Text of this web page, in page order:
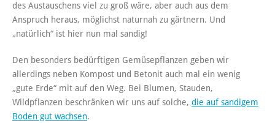
des Austauschens viel zu groß wäre, aber auch aus dem
Anspruch heraus, möglichst naturnah zu gärtnern. Und
„natürlich“ ist hier nun mal sandig!
Den besonders bedürftigen Gemüsepflanzen geben wir
allerdings neben Kompost und Betonit auch mal ein wenig
„gute Erde“ mit auf den Weg. Bei Blumen, Stauden,
Wildpflanzen beschränken wir uns auf solche, die auf sandigem
Boden gut wachsen.